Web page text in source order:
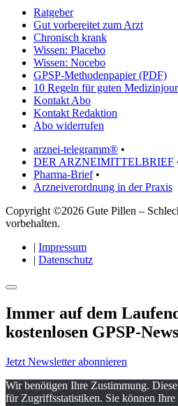
Ratgeber
Gut vorbereitet zum Arzt
Chronisch krank
Wissen: Placebo
Wissen: Nocebo
GPSP-Methodenpapier (PDF)
10 Regeln für guten
Kontakt Abo
Kontakt Redaktion
Abo widerrufen
arznei-telegramm® •
DER ARZNEIMITTELBRIEF
Pharma-Brief•
Arzneiverordnung in der Praxis
Copyright ©2026 Gute Pillen –
vorbehalten.
| Impressum
| Datenschutz
Immer auf dem
kostenlosen GPSP-
Jetzt Newsletter abonnieren
Wir benötigen Ihre Zustimmung.
für Zugriffsstatistiken. Sie können